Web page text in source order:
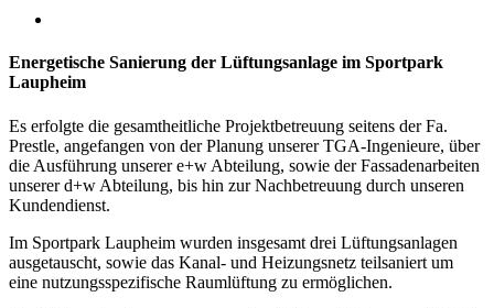
Energetische Sanierung der Lüftungsanlage im Sportpark
Laupheim
Es erfolgte die gesamtheitliche Projektbetreuung seitens der Fa.
Prestle, angefangen von der Planung unserer TGA-Ingenieure, über
die Ausführung unserer e+w Abteilung, sowie der Fassadenarbeiten
unserer d+w Abteilung, bis hin zur Nachbetreuung durch unseren
Kundendienst.
Im Sportpark Laupheim wurden insgesamt drei Lüftungsanlagen
ausgetauscht, sowie das Kanal- und Heizungsnetz teilsaniert um
eine nutzungsspezifische Raumlüftung zu ermöglichen.